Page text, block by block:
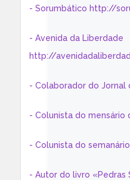
- Sorumbático http://
- Avenida da Liberdade
http://
- Colaborador do Jornal
- Colunista do mensário
- Colunista do
- Autor do livro